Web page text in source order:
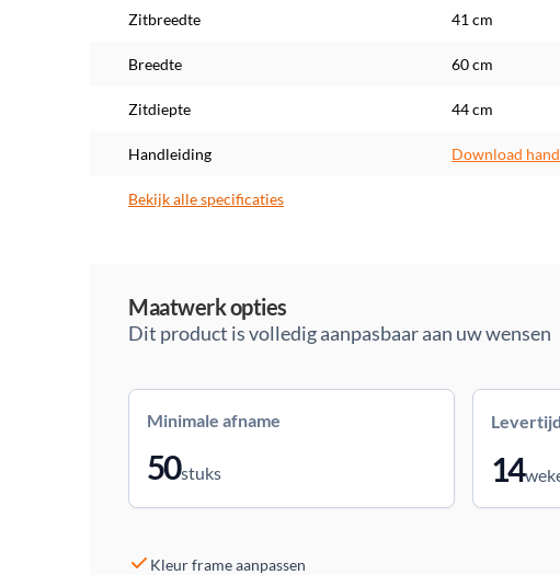
Zitbreedte 41 cm
Breedte 60 cm
Zitdiepte 44 cm
Handleiding Download
Bekijk alle specificaties
Maatwerk opties
Dit product is volledig aanpasbaar aan uw wensen
Minimale afname
50stuks 14
Kleur frame aanpassen